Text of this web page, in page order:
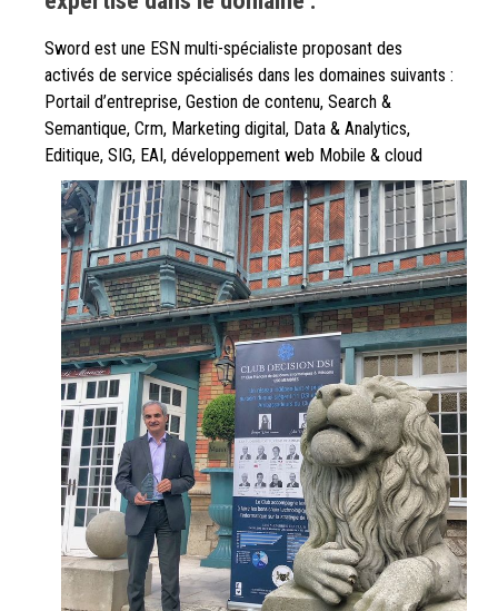
Sword est une ESN multi-spécialiste proposant des
activés de service spécialisés dans les domaines suivants :
Portail d’entreprise, Gestion de contenu, Search &
Semantique, Crm, Marketing digital, Data & Analytics,
Editique, SIG, EAI, développement web Mobile & cloud